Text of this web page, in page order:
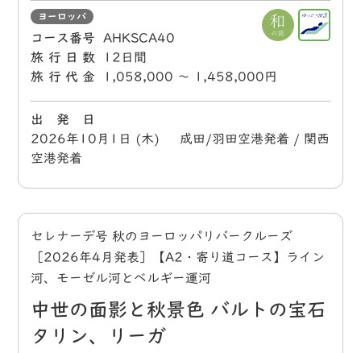
ヨーロッパ
コース番号
AHKSCA40
旅行日数
12日間
旅行代金
1,058,000 〜 1,458,000円
出 発 日
2026年10月1日 (木) 成田/羽田空港発着 / 関西
空港発着
セレナーデ号 秋のヨーロッパリバークルーズ
［2026年4月発表］【A2・寄り道コース】ライン
河、モーゼル河とベルギー運河
中世の面影と秋景色 バルトの宝石
タリン、リーガ